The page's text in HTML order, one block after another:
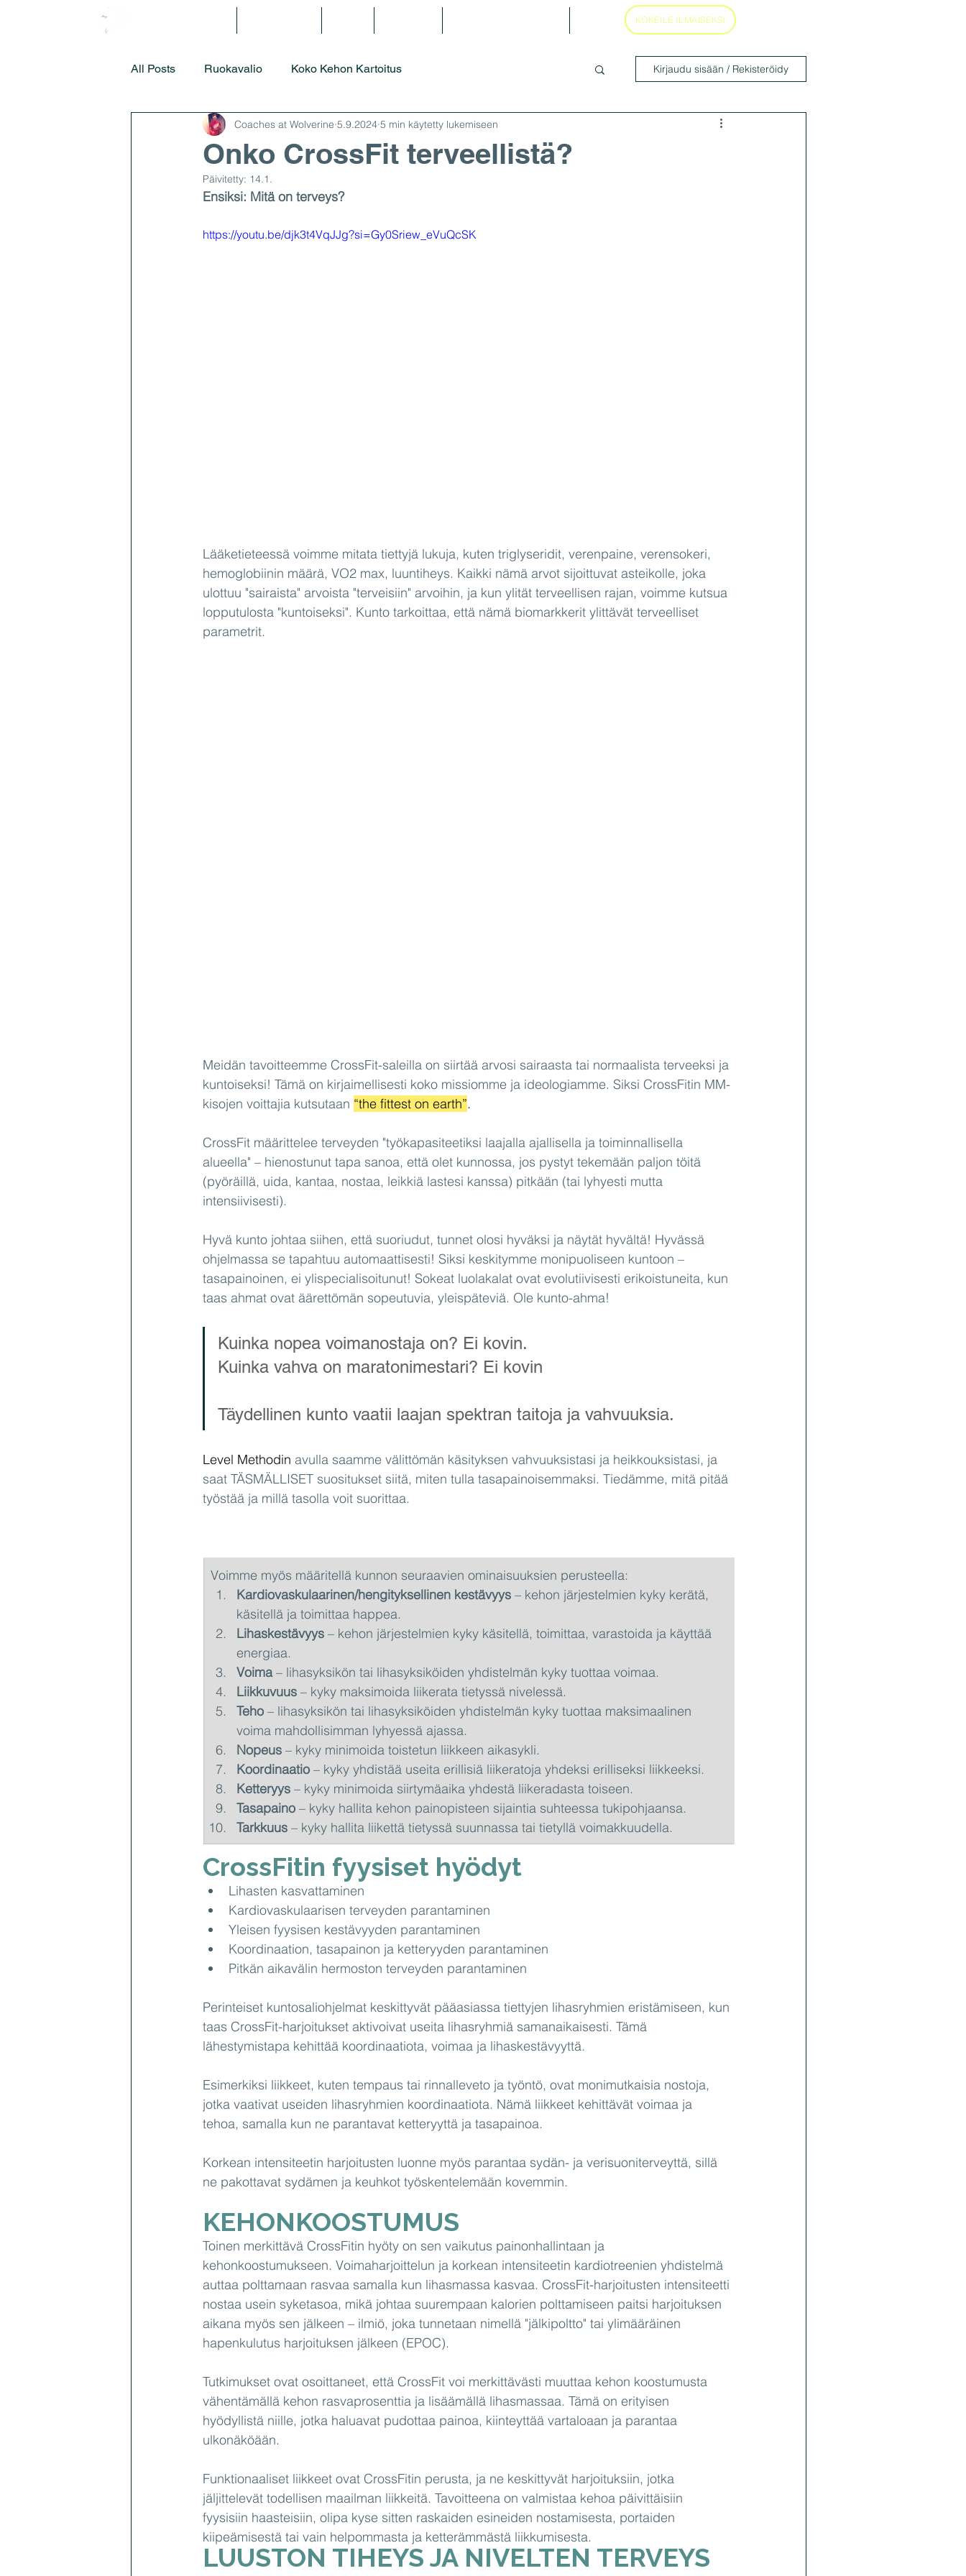
KOKEILE ILMAISEKSI
All Posts Ruokavalio Koko Kehon Kartoitus Kirjaudu sisään / Rekisteröidy
Onko CrossFit terveellistä?
Coaches at Wolverine 5.9.2024 5 min käytetty lukemiseen
Päivitetty: 14.1.
Ensiksi: Mitä on terveys?
https://youtu.be/djk3t4VqJJg?si=Gy0Sriew_eVuQcSK
Lääketieteessä voimme mitata tiettyjä lukuja, kuten triglyseridit, verenpaine, verensokeri,
hemoglobiinin määrä, VO2 max, luuntiheys. Kaikki nämä arvot sijoittuvat asteikolle, joka
ulottuu "sairaista" arvoista "terveisiin" arvoihin, ja kun ylität terveellisen rajan, voimme kutsua
lopputulosta "kuntoiseksi". Kunto tarkoittaa, että nämä biomarkkerit ylittävät terveelliset
parametrit.
Meidän tavoitteemme CrossFit-saleilla on siirtää arvosi sairaasta tai normaalista terveeksi ja
kuntoiseksi! Tämä on kirjaimellisesti koko missiomme ja ideologiamme. Siksi CrossFitin MM-
kisojen voittajia kutsutaan “the fittest on earth”.
CrossFit määrittelee terveyden "työkapasiteetiksi laajalla ajallisella ja toiminnallisella
alueella" – hienostunut tapa sanoa, että olet kunnossa, jos pystyt tekemään paljon töitä
(pyöräillä, uida, kantaa, nostaa, leikkiä lastesi kanssa) pitkään (tai lyhyesti mutta
intensiivisesti).
Hyvä kunto johtaa siihen, että suoriudut, tunnet olosi hyväksi ja näytät hyvältä! Hyvässä
ohjelmassa se tapahtuu automaattisesti! Siksi keskitymme monipuoliseen kuntoon –
tasapainoinen, ei ylispecialisoitunut! Sokeat luolakalat ovat evolutiivisesti erikoistuneita, kun
taas ahmat ovat äärettömän sopeutuvia, yleispäteviä. Ole kunto-ahma!
Kuinka nopea voimanostaja on? Ei kovin.
Kuinka vahva on maratonimestari? Ei kovin
Täydellinen kunto vaatii laajan spektran taitoja ja vahvuuksia.
Level Methodin avulla saamme välittömän käsityksen vahvuuksistasi ja heikkouksistasi, ja
saat TÄSMÄLLISET suositukset siitä, miten tulla tasapainoisemmaksi. Tiedämme, mitä pitää
työstää ja millä tasolla voit suorittaa.
Voimme myös määritellä kunnon seuraavien ominaisuuksien perusteella:
Kardiovaskulaarinen/hengityksellinen kestävyys – kehon järjestelmien kyky kerätä,
käsitellä ja toimittaa happea.
Lihaskestävyys – kehon järjestelmien kyky käsitellä, toimittaa, varastoida ja käyttää
energiaa.
Voima – lihasyksikön tai lihasyksiköiden yhdistelmän kyky tuottaa voimaa.
Liikkuvuus – kyky maksimoida liikerata tietyssä nivelessä.
Teho – lihasyksikön tai lihasyksiköiden yhdistelmän kyky tuottaa maksimaalinen
voima mahdollisimman lyhyessä ajassa.
Nopeus – kyky minimoida toistetun liikkeen aikasykli.
Koordinaatio – kyky yhdistää useita erillisiä liikeratoja yhdeksi erilliseksi liikkeeksi.
Ketteryys – kyky minimoida siirtymäaika yhdestä liikeradasta toiseen.
Tasapaino – kyky hallita kehon painopisteen sijaintia suhteessa tukipohjaansa.
Tarkkuus – kyky hallita liikettä tietyssä suunnassa tai tietyllä voimakkuudella.
CrossFitin fyysiset hyödyt
Lihasten kasvattaminen
Kardiovaskulaarisen terveyden parantaminen
Yleisen fyysisen kestävyyden parantaminen
Koordinaation, tasapainon ja ketteryyden parantaminen
Pitkän aikavälin hermoston terveyden parantaminen
Perinteiset kuntosaliohjelmat keskittyvät pääasiassa tiettyjen lihasryhmien eristämiseen, kun
taas CrossFit-harjoitukset aktivoivat useita lihasryhmiä samanaikaisesti. Tämä
lähestymistapa kehittää koordinaatiota, voimaa ja lihaskestävyyttä.
Esimerkiksi liikkeet, kuten tempaus tai rinnalleveto ja työntö, ovat monimutkaisia nostoja,
jotka vaativat useiden lihasryhmien koordinaatiota. Nämä liikkeet kehittävät voimaa ja
tehoa, samalla kun ne parantavat ketteryyttä ja tasapainoa.
Korkean intensiteetin harjoitusten luonne myös parantaa sydän- ja verisuoniterveyttä, sillä
ne pakottavat sydämen ja keuhkot työskentelemään kovemmin.
KEHONKOOSTUMUS
Toinen merkittävä CrossFitin hyöty on sen vaikutus painonhallintaan ja
kehonkoostumukseen. Voimaharjoittelun ja korkean intensiteetin kardiotreenien yhdistelmä
auttaa polttamaan rasvaa samalla kun lihasmassa kasvaa. CrossFit-harjoitusten intensiteetti
nostaa usein syketasoa, mikä johtaa suurempaan kalorien polttamiseen paitsi harjoituksen
aikana myös sen jälkeen – ilmiö, joka tunnetaan nimellä "jälkipoltto" tai ylimääräinen
hapenkulutus harjoituksen jälkeen (EPOC).
Tutkimukset ovat osoittaneet, että CrossFit voi merkittävästi muuttaa kehon koostumusta
vähentämällä kehon rasvaprosenttia ja lisäämällä lihasmassaa. Tämä on erityisen
hyödyllistä niille, jotka haluavat pudottaa painoa, kiinteyttää vartaloaan ja parantaa
ulkonäköään.
Funktionaaliset liikkeet ovat CrossFitin perusta, ja ne keskittyvät harjoituksiin, jotka
jäljittelevät todellisen maailman liikkeitä. Tavoitteena on valmistaa kehoa päivittäisiin
fyysisiin haasteisiin, olipa kyse sitten raskaiden esineiden nostamisesta, portaiden
kiipeämisestä tai vain helpommasta ja ketterämmästä liikkumisesta.
LUUSTON TIHEYS JA NIVELTEN TERVEYS